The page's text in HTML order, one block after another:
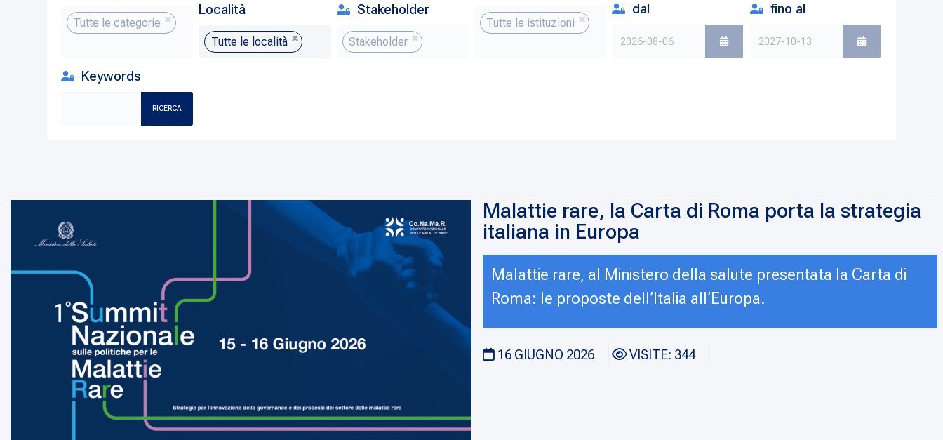
Tutte le categorie
Località
Tutte le località
Stakeholder
Stakeholder
Tutte le istituzioni
dal fino al
Keywords
RICERCA
Malattie rare, la Carta di Roma porta la strategia
italiana in Europa
Malattie rare, al Ministero della salute presentata la Carta di
Roma: le proposte dell’Italia all’Europa.
16 GIUGNO 2026 VISITE: 344